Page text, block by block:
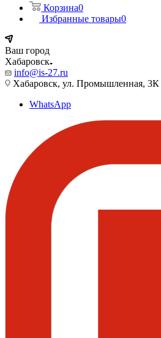
Корзина0
Избранные товары0
Ваш город
Хабаровск
info@is-27.ru
Хабаровск, ул. Промышленная, 3К
WhatsApp